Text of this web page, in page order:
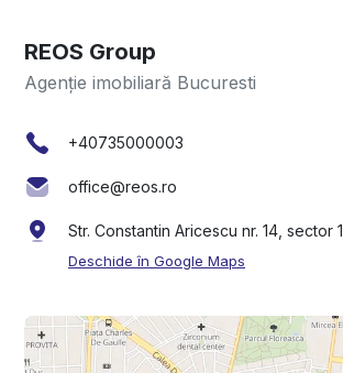
REOS Group
Agenție imobiliară Bucuresti
+40735000003
office@reos.ro
Str. Constantin Aricescu nr. 14, sector 1
Deschide în Google Maps